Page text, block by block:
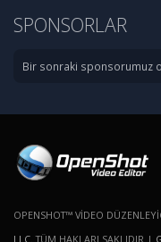
SPONSORLAR
Bir sonraki sponsorumuz
OPENSHOT™ VIDEO
LLC . TÜM HAKLARI SAKLIDIR |